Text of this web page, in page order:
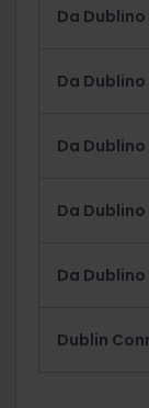
Da
Da
Da
Da
Da
Dublin